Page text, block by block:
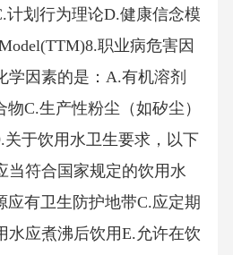
计划行为理论D.健康信念模
职业病危害因
学因素的是：A.有机溶剂
物C.生产性粉尘（如矽尘）
关于饮用水卫生要求，以下
当符合国家规定的饮用水
应有卫生防护地带C.应定期
水应煮沸后饮用E.允许在饮